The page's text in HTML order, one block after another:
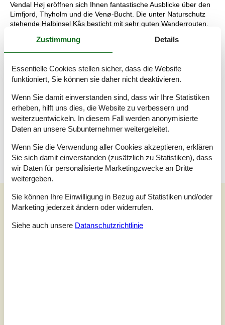
Vendal Høj eröffnen sich Ihnen fantastische Ausblicke über den
Limfjord, Thyholm und die Venø-Bucht. Die unter Naturschutz
stehende Halbinsel Kås besticht mit sehr guten Wanderrouten.
Raumaufteilung
Schlafzimmer
Doppelbett - 180x200cm
Schlafzimmer
Doppelbett - 120x200cm
Schlafzimmer
Unsere Gästebewertungen
Unsere Gästebewertungen
Zustimmung Details
Essentielle Cookies stellen sicher, dass die Website
funktioniert, Sie können sie daher nicht deaktivieren.
Wenn Sie damit einverstanden sind, dass wir Ihre Statistiken
erheben, hilft uns dies, die Website zu verbessern und
weiterzuentwickeln. In diesem Fall werden anonymisierte
Daten an unsere Subunternehmer weitergeleitet.
Wenn Sie die Verwendung aller Cookies akzeptieren, erklären
Sie sich damit einverstanden (zusätzlich zu Statistiken), dass
wir Daten für personalisierte Marketingzwecke an Dritte
weitergeben.
Sie können Ihre Einwilligung in Bezug auf Statistiken und/oder
Marketing jederzeit ändern oder widerrufen.
Siehe auch unsere Datanschutzrichtlinie